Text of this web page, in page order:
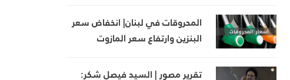
المحروقات في لبنان| انخفاض سعر
البنزين وارتفاع سعر المازوت
تقرير مصور | السيد فيصل شكر: